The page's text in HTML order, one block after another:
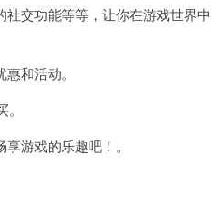
交功能等等，让你在游戏世界中
和活动。
游戏的乐趣吧！。